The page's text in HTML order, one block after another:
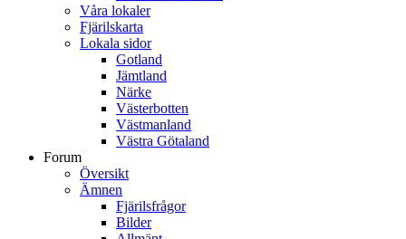
Våra lokaler
Fjärilskarta
Lokala sidor
Gotland
Jämtland
Närke
Västerbotten
Västmanland
Västra Götaland
Forum
Översikt
Ämnen
Fjärilsfrågor
Bilder